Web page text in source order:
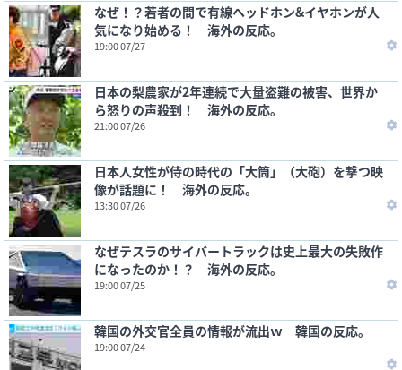
なぜ！？若者の間で有線ヘッドホン&イヤホンが人
気になり始める！ 海外の反応。
19:00 07/27
日本の梨農家が2年連続で大量盗難の被害、世界か
ら怒りの声殺到！ 海外の反応。
21:00 07/26
日本人女性が侍の時代の「大筒」（大砲）を撃つ映
像が話題に！ 海外の反応。
13:30 07/26
なぜテスラのサイバートラックは史上最大の失敗作
になったのか！？ 海外の反応。
19:00 07/25
韓国の外交官全員の情報が流出ｗ 韓国の反応。
19:00 07/24